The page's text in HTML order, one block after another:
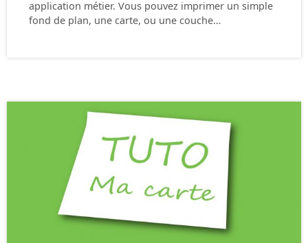
application métier. Vous pouvez imprimer un simple
fond de plan, une carte, ou une couche…